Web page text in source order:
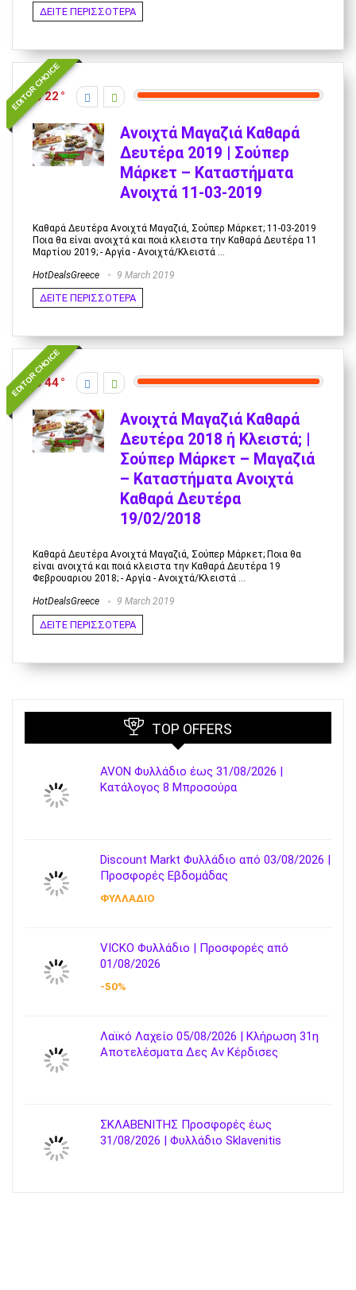
ΔΕΙΤΕ ΠΕΡΙΣΣΟΤΕΡΑ
EDITOR CHOICE
22
Ανοιχτά Μαγαζιά Καθαρά
Δευτέρα 2019 | Σούπερ
Μάρκετ – Καταστήματα
Ανοιχτά 11-03-2019
Καθαρά Δευτέρα Ανοιχτά Μαγαζιά, Σούπερ Μάρκετ; 11-03-2019
Ποια θα είναι ανοιχτά και ποιά κλειστα την Καθαρά Δευτέρα 11
Μαρτίου 2019; - Αργία - Ανοιχτά/Κλειστά ...
HotDealsGreece 9 March 2019
ΔΕΙΤΕ ΠΕΡΙΣΣΟΤΕΡΑ
EDITOR CHOICE
44
Ανοιχτά Μαγαζιά Καθαρά
Δευτέρα 2018 ή Κλειστά; |
Σούπερ Μάρκετ – Μαγαζιά
– Καταστήματα Ανοιχτά
Καθαρά Δευτέρα
19/02/2018
Καθαρά Δευτέρα Ανοιχτά Μαγαζιά, Σούπερ Μάρκετ; Ποια θα
είναι ανοιχτά και ποιά κλειστα την Καθαρά Δευτέρα 19
Φεβρουαριου 2018; - Αργία - Ανοιχτά/Κλειστά ...
HotDealsGreece 9 March 2019
ΔΕΙΤΕ ΠΕΡΙΣΣΟΤΕΡΑ
TOP OFFERS
AVON Φυλλάδιο έως 31/08/2026 |
Κατάλογος 8 Μπροσούρα
Discount Markt Φυλλάδιο από 03/08/2026 |
Προσφορές Εβδομάδας
ΦΥΛΛΑΔΙΟ
VICKO Φυλλάδιο | Προσφορές από
01/08/2026
-50%
Λαϊκό Λαχείο 05/08/2026 | Κλήρωση 31η
Αποτελέσματα Δες Αν Κέρδισες
ΣΚΛΑΒΕΝΙΤΗΣ Προσφορές έως
31/08/2026 | Φυλλάδιο Sklavenitis